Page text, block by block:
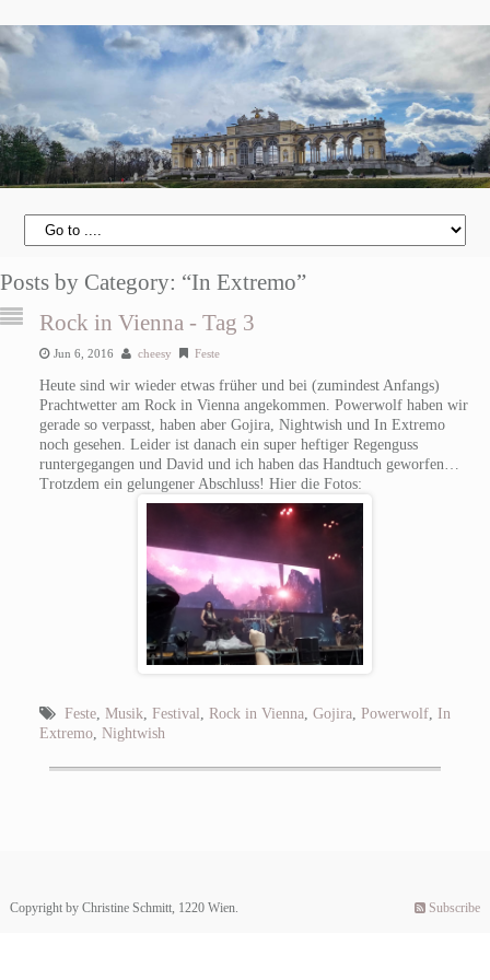
Posts by Category: “In Extremo”
Rock in Vienna - Tag 3
Jun 6, 2016 cheesy Feste
Heute sind wir wieder etwas früher und bei (zumindest Anfangs)
Prachtwetter am Rock in Vienna angekommen. Powerwolf haben wir
gerade so verpasst, haben aber Gojira, Nightwish und In Extremo
noch gesehen. Leider ist danach ein super heftiger Regenguss
runtergegangen und David und ich haben das Handtuch geworfen…
Trotzdem ein gelungener Abschluss! Hier die Fotos:
Feste, Musik Festival Rock in Vienna Gojira Powerwolf, In
Extremo, Nightwish
Copyright by Christine Schmitt, 1220 Wien. Subscribe